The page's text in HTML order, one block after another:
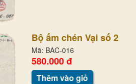
Bộ ấm chén Vại số 2
Mã: BAC-016
580.000 đ
Thêm vào giỏ